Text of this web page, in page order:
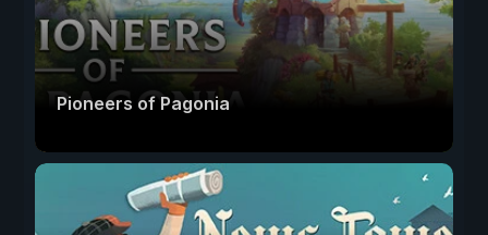
Pioneers of Pagonia